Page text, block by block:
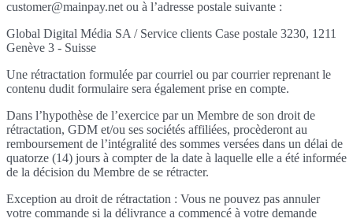
customer@mainpay.net ou à l’adresse postale suivante :
Global Digital Média SA / Service clients Case postale 3230, 1211
Genève 3 - Suisse
Une rétractation formulée par courriel ou par courrier reprenant le
contenu dudit formulaire sera également prise en compte.
Dans l’hypothèse de l’exercice par un Membre de son droit de
rétractation, GDM et/ou ses sociétés affiliées, procèderont au
remboursement de l’intégralité des sommes versées dans un délai de
quatorze (14) jours à compter de la date à laquelle elle a été informée
de la décision du Membre de se rétracter.
Exception au droit de rétractation : Vous ne pouvez pas annuler
votre commande si la délivrance a commencé à votre demande